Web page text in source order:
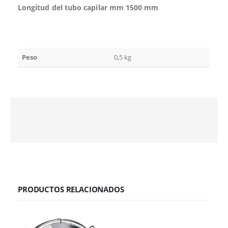
Longitud del tubo capilar mm 1500 mm
Peso 0,5 kg
PRODUCTOS RELACIONADOS